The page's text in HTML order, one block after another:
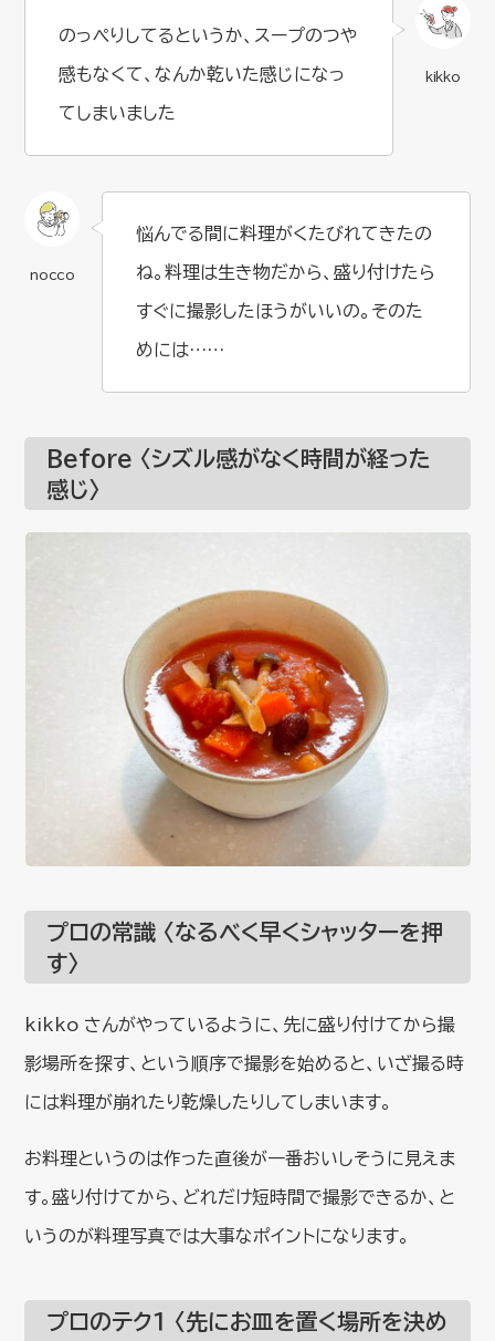
のっぺりしてるというか、スープのつや
感もなくて、なんか乾いた感じになっ
てしまいました
悩んでる間に料理がくたびれてきたの
ね。料理は生き物だから、盛り付けたら
すぐに撮影したほうがいいの。そのた
めには……
Before 〈シズル感がなく時間が経った
感じ〉
プロの常識 〈なるべく早くシャッターを押
す〉
kikko さんがやっているように、先に盛り付けてから撮
影場所を探す、という順序で撮影を始めると、いざ撮る時
には料理が崩れたり乾燥したりしてしまいます。
お料理というのは作った直後が一番おいしそうに見えま
す。盛り付けてから、どれだけ短時間で撮影できるか、と
いうのが料理写真では大事なポイントになります。
プロのテク１ 〈先にお皿を置く場所を決め